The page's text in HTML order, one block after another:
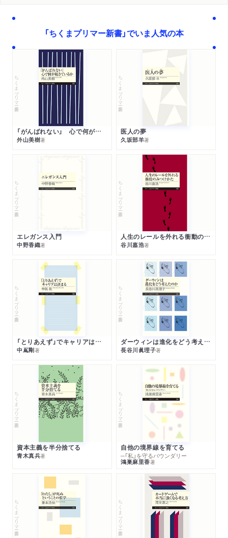
「ちくまプリマー新書」でいま人気の本
ちくまプリマー新書
「がんばれない」 心で何が起きているか
外山美樹著
ちくまプリマー新書
医人の夢
久坂部羊著
ちくまプリマー新書
エレガンス入門
中野香織著
ちくまプリマー新書
人生のレールを外れる衝動のみつけかた
谷川嘉浩著
ちくまプリマー新書
「とりあえず」でキャリアは決まる
中嶌剛著
ちくまプリマー新書
ダーウィンは進化をどう考えたのか
長谷川眞理子著
ちくまプリマー新書
資本主義を半分捨てる
青木真兵著
ちくまプリマー新書
自他の境界線を育てる
─「私」を守るバウンダリー
鴻巣麻里香著
ちくまプリマー新書 ちくまプリマー新書